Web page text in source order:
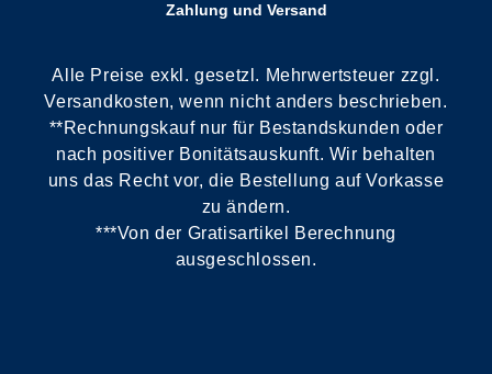
Zahlung und Versand
Alle Preise exkl. gesetzl. Mehrwertsteuer zzgl.
Versandkosten, wenn nicht anders beschrieben.
**Rechnungskauf nur für Bestandskunden oder
nach positiver Bonitätsauskunft. Wir behalten
uns das Recht vor, die Bestellung auf Vorkasse
zu ändern.
***Von der Gratisartikel Berechnung
ausgeschlossen.